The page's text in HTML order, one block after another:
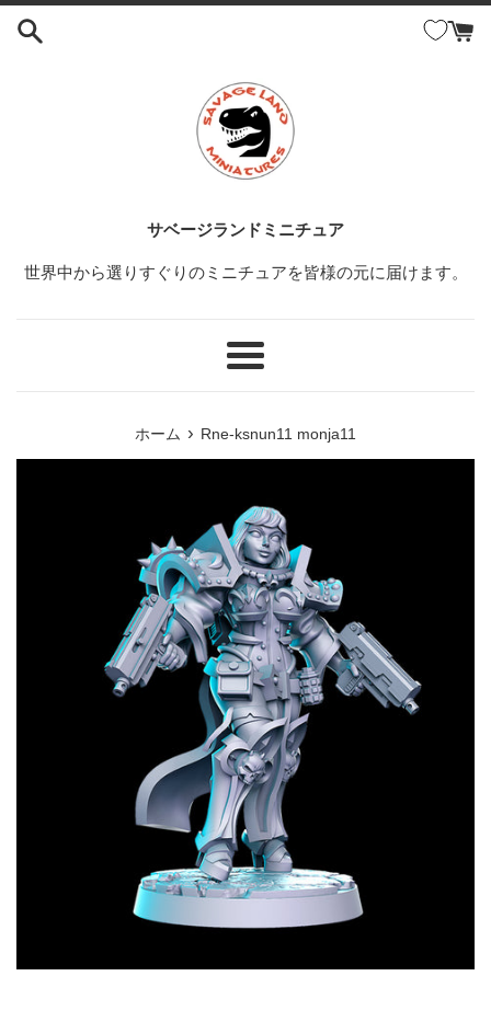
コ
サベージランドミニチュア
世界中から選りすぐりのミニチュアを皆様の元に届けます。
メ
ホーム › Rne-ksnun11 monja11